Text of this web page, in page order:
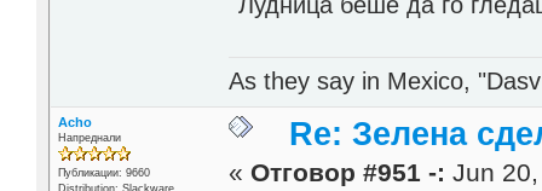
As they say in Mexico,
Acho
Напреднали
Публикации: 9660
Distribution: Slackware,
Re: Зелена
« Отговор #951 -: Jun